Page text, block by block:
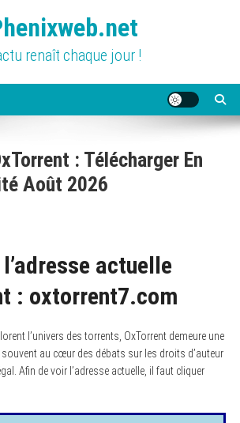
renaît chaque jour !
: Télécharger En
Août 2026
actuelle
: oxtorrent7.com
l’univers des torrents, OxTorrent demeure une
au cœur des débats sur les droits d’auteur
Afin de voir l’adresse actuelle, il faut cliquer